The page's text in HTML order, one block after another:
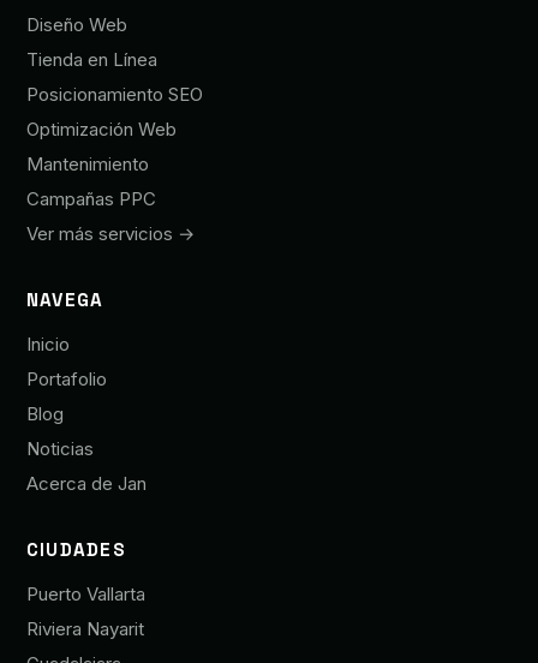
Diseño Web
Tienda en Línea
Posicionamiento SEO
Optimización Web
Mantenimiento
Campañas PPC
Ver más servicios →
NAVEGA
Inicio
Portafolio
Blog
Noticias
Acerca de Jan
CIUDADES
Puerto Vallarta
Riviera Nayarit